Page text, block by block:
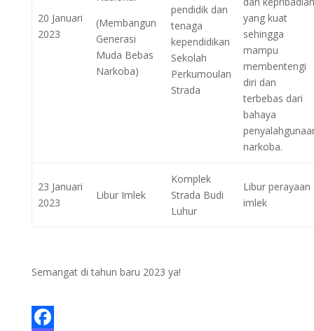
20 Januari
2023
(Membangun
Generasi
Muda Bebas
Narkoba)
pendidik dan
tenaga
kependidikan
Sekolah
Perkumoulan
Strada
yang kuat
sehingga
mampu
membentengi
diri dan
terbebas dari
bahaya
narkoba.
23 Januari
2023
Libur Imlek
Komplek
Strada Budi
Luhur
Libur perayaan
imlek
Semangat di tahun baru 2023 ya!